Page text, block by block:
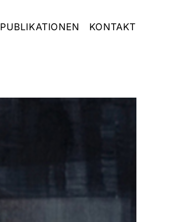
PUBLIKATIONEN KONTAKT